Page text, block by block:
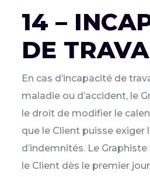
14 –
DE
En cas d’incapacité de
maladie ou d’accident, le
le droit de modifier le
que le Client puisse exiger
d’indemnités. Le
le Client dès le premier